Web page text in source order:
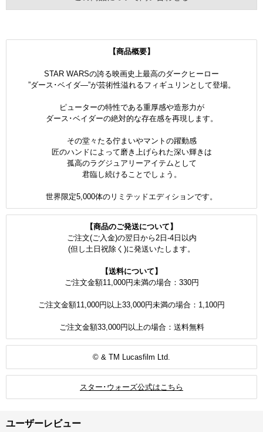
【商品概要】
STAR WARSの誇る映画史上最高のダークヒーロー
”ダース･ベイダ―”が芸術性溢れるフィギュリンとして登場。
ピューターの特性である重厚感や造形力が
ダース･ベイダーの絶対的な存在感を再現します。
その堂々たる佇まいやマントの躍動感
匠のハンドによって磨き上げられた深い輝きは
孤高のラグジュアリーアイテムとして
君臨し続けることでしょう。
世界限定5,000体のリミテッドエディションです。
【商品のご発送について】
ご注文(ご入金)の翌日から2日-4日以内
(但し土日祝除く)に発送いたします。
【送料について】
ご注文金額11,000円未満の場合：330円
ご注文金額11,000円以上33,000円未満の場合：1,100円
ご注文金額33,000円以上の場合：送料無料
© & TM Lucasfilm Ltd.
スター･ウォーズ公式はこちら
ユーザーレビュー